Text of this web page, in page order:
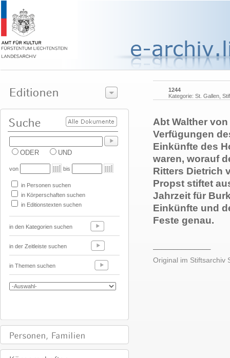
ODER UND
von bis
in Personen suchen
in Körperschaften suchen
in Editionstexten suchen
in den Kategorien suchen
in der Zeitleiste suchen
in Themen suchen
1244
Kategorie: St. Gallen,
Abt Walther
Verfügungen
Einkünfte des
waren, worauf
Ritters Dietrich
Propst stiftet
Jahrzeit für
Einkünfte und
Feste genau.
Original im Stiftsarchiv